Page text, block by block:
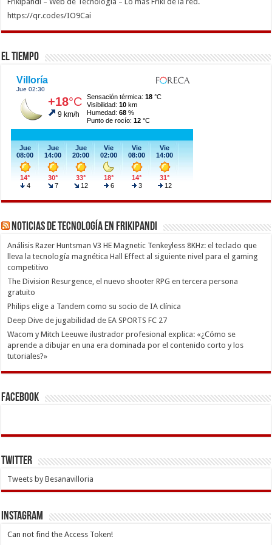
https://qr.codes/IO9Cai
El Tiempo
Noticias de Tecnología en Frikipandi
Análisis Razer Huntsman V3 HE Magnetic Tenkeyless 8KHz: el teclado que
lleva la tecnología magnética Hall Effect al siguiente nivel para el gaming
competitivo
The Division Resurgence, el nuevo shooter RPG en tercera persona
gratuito
Philips elige a Tandem como su socio de IA clínica
Deep Dive de jugabilidad de EA SPORTS FC 27
Wacom y Mitch Leeuwe ilustrador profesional explica: «¿Cómo se
aprende a dibujar en una era dominada por el contenido corto y los
tutoriales?»
Facebook
Twitter
Tweets by Besanavilloria
INSTAGRAM
Can not find the Access Token!